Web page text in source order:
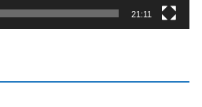
21:11